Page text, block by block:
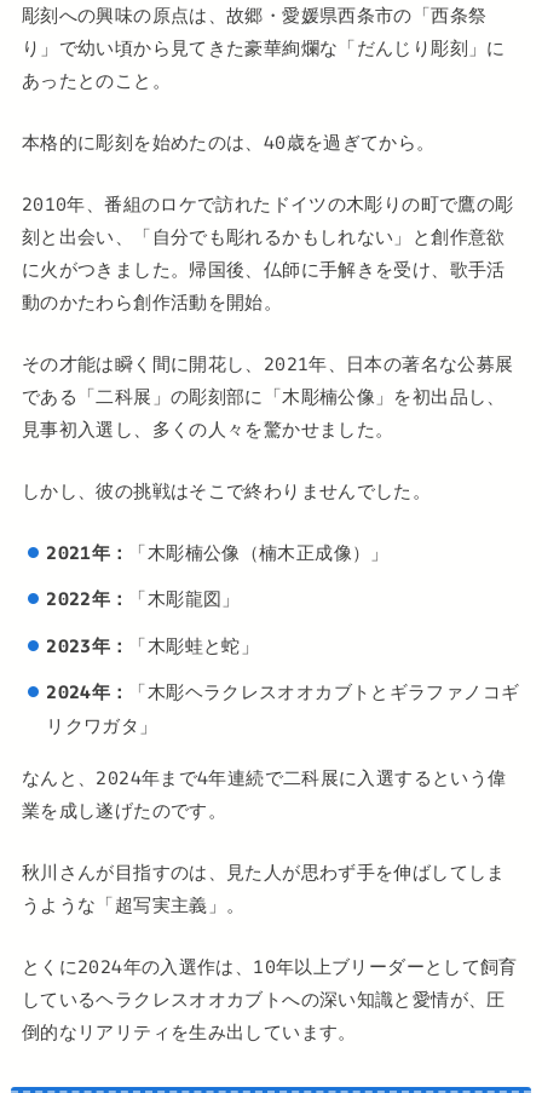
彫刻への興味の原点は、故郷・愛媛県西条市の「西条祭
り」で幼い頃から見てきた豪華絢爛な「だんじり彫刻」に
あったとのこと。
本格的に彫刻を始めたのは、40歳を過ぎてから。
2010年、番組のロケで訪れたドイツの木彫りの町で鷹の彫
刻と出会い、「自分でも彫れるかもしれない」と創作意欲
に火がつきました。帰国後、仏師に手解きを受け、歌手活
動のかたわら創作活動を開始。
その才能は瞬く間に開花し、2021年、日本の著名な公募展
である「二科展」の彫刻部に「木彫楠公像」を初出品し、
見事初入選し、多くの人々を驚かせました。
しかし、彼の挑戦はそこで終わりませんでした。
2021年：
「木彫楠公像（楠木正成像）」
2022年：
「木彫龍図」
2023年：
「木彫蛙と蛇」
2024年：
「木彫ヘラクレスオオカブトとギラファノコギ
リクワガタ」
なんと、2024年まで4年連続で二科展に入選するという偉
業を成し遂げたのです。
秋川さんが目指すのは、見た人が思わず手を伸ばしてしま
うような「超写実主義」。
とくに2024年の入選作は、10年以上ブリーダーとして飼育
しているヘラクレスオオカブトへの深い知識と愛情が、圧
倒的なリアリティを生み出しています。